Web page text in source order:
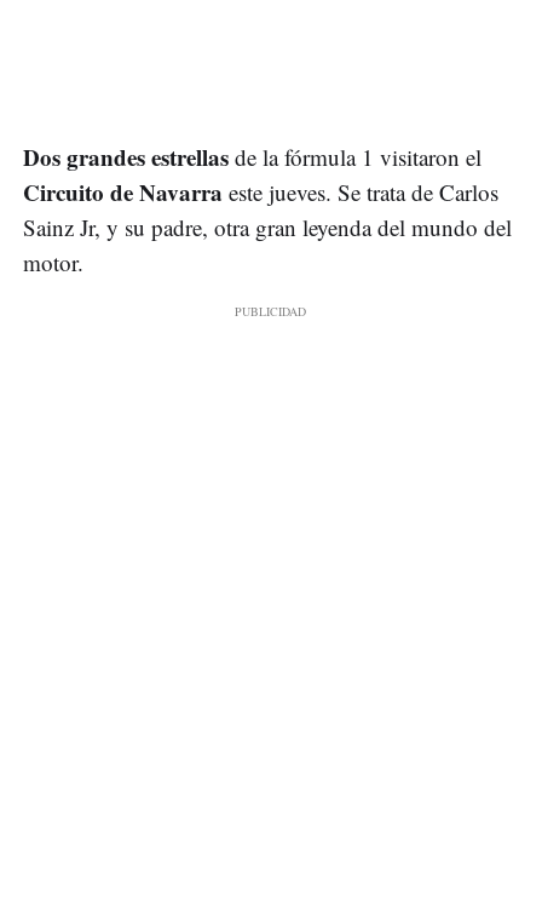
Dos grandes estrellas de la fórmula 1 visitaron el
Circuito de Navarra este jueves. Se trata de Carlos
Sainz Jr, y su padre, otra gran leyenda del mundo del
motor.